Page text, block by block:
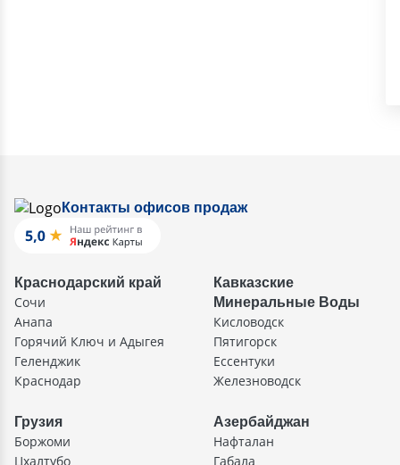
Контакты офисов продаж
Краснодарский край
Сочи
Анапа
Горячий Ключ и Адыгея
Геленджик
Краснодар
Кавказские
Минеральные Воды
Кисловодск
Пятигорск
Ессентуки
Железноводск
Грузия
Боржоми
Цхалтубо
Азербайджан
Нафталан
Габала